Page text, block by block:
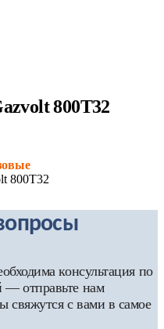
800T32
800T32
консультация по
— отправьте нам
свяжутся с вами в самое